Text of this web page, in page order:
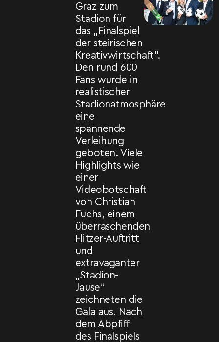
Graz zum
Stadion für
das „Finalspiel
der steirischen
Kreativwirtschaft“.
Den rund 600
Fans wurde in
realistischer
Stadionatmosphäre
eine
spannende
Verleihung
geboten. Viele
Highlights wie
einer
Videobotschaft
von Christian
Fuchs, einem
überraschenden
Flitzer-Auftritt
und
extravaganter
„Stadion-
Jause“
zeichneten die
Gala aus. Nach
dem Abpfiff
des Finalspiels